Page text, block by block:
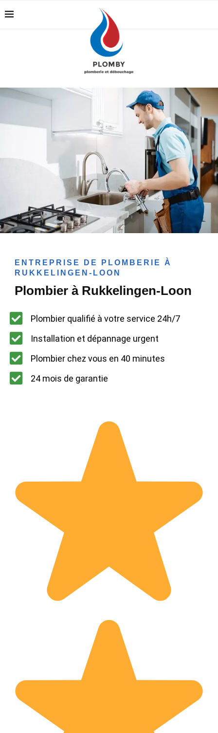
ENTREPRISE DE PLOMBERIE À
RUKKELINGEN-LOON
Plombier à Rukkelingen-Loon
Plombier qualifié à votre service 24h/7
Installation et dépannage urgent
Plombier chez vous en 40 minutes
24 mois de garantie